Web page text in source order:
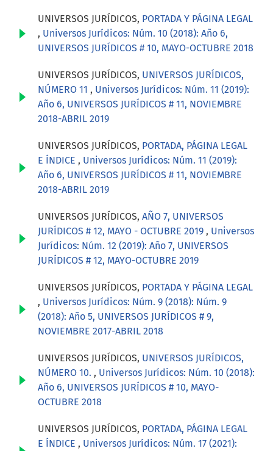
UNIVERSOS JURÍDICOS, PORTADA Y PÁGINA LEGAL
, Universos Jurídicos: Núm. 10 (2018): Año 6,
UNIVERSOS JURÍDICOS # 10, MAYO-OCTUBRE 2018
UNIVERSOS JURÍDICOS, UNIVERSOS JURÍDICOS,
NÚMERO 11 , Universos Jurídicos: Núm. 11 (2019):
Año 6, UNIVERSOS JURÍDICOS # 11, NOVIEMBRE
2018-ABRIL 2019
UNIVERSOS JURÍDICOS, PORTADA, PÁGINA LEGAL
E ÍNDICE , Universos Jurídicos: Núm. 11 (2019):
Año 6, UNIVERSOS JURÍDICOS # 11, NOVIEMBRE
2018-ABRIL 2019
UNIVERSOS JURÍDICOS, AÑO 7, UNIVERSOS
JURÍDICOS # 12, MAYO - OCTUBRE 2019 , Universos
Jurídicos: Núm. 12 (2019): Año 7, UNIVERSOS
JURÍDICOS # 12, MAYO-OCTUBRE 2019
UNIVERSOS JURÍDICOS, PORTADA Y PÁGINA LEGAL
, Universos Jurídicos: Núm. 9 (2018): Núm. 9
(2018): Año 5, UNIVERSOS JURÍDICOS # 9,
NOVIEMBRE 2017-ABRIL 2018
UNIVERSOS JURÍDICOS, UNIVERSOS JURÍDICOS,
NÚMERO 10. , Universos Jurídicos: Núm. 10 (2018):
Año 6, UNIVERSOS JURÍDICOS # 10, MAYO-
OCTUBRE 2018
UNIVERSOS JURÍDICOS, PORTADA, PÁGINA LEGAL
E ÍNDICE , Universos Jurídicos: Núm. 17 (2021):